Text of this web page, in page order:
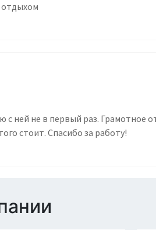
отдыхом
с ней не в первый раз. Грамотное
стоит. Спасибо за работу!